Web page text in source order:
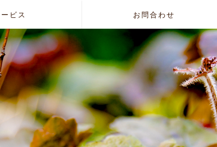
ビス お問合わせ